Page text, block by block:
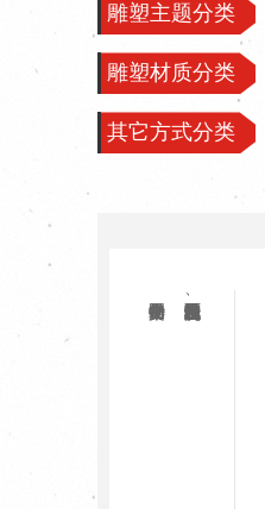
雕塑主题分类
雕塑材质分类
其它方式分类
妙相环境艺术公司以继承中国传统文化、